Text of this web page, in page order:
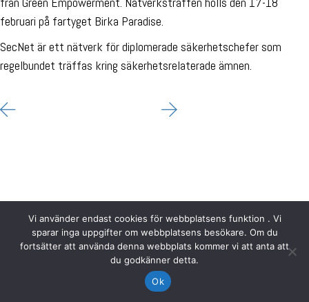
februari på fartyget Birka Paradise.
SecNet är ett nätverk för diplomerade säkerhetschefer som
regelbundet träffas kring säkerhetsrelaterade ämnen.
Vi använder endast cookies för webbplatsens funktion . Vi
sparar inga uppgifter om webbplatsens besökare. Om du
fortsätter att använda denna webbplats kommer vi att anta att
du godkänner detta.
Ok